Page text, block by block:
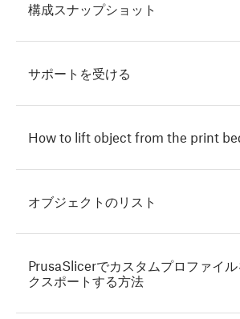
構成スナップショット
サポートを受ける
How to lift object from the print
オブジェクトのリスト
PrusaSlicerでカスタムプロファイ
クスポートする方法